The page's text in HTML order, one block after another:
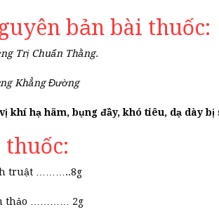
bản bài thuốc:
Trị Chuẩn Thằng.
Khẳng Đường
khí hạ hãm, bụng đầy, khó tiêu, dạ dày bị
thuốc:
truật ………..8g
thảo ………… 2g